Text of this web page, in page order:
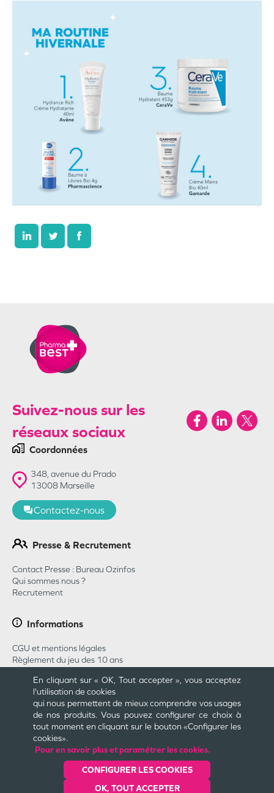
En cliquant sur « OK, Tout accepter », vous acceptez
l'utilisation de cookies
qui nous permettent de mieux comprendre vos usages
de nos produits. Vous pouvez configurer ce choix à
tout moment en cliquant sur le bouton «Configurer les
cookies».
Pour en savoir plus et paramétrer les cookies.
CONFIGURER LES COOKIES
OK, TOUT ACCEPTER
Suivez-nous sur les
réseaux sociaux
Coordonnées
348, avenue du Prado
13008 Marseille
Contactez-nous
Presse & Recrutement
Contact Presse : Bureau Ozinfos
Qui sommes nous ?
Recrutement
Informations
CGU et mentions légales
Règlement du jeu des 10 ans
CGU Carte Cadeau
Plan du site
Cookies et confidentialité
Engagements
Dernière mise à jour le